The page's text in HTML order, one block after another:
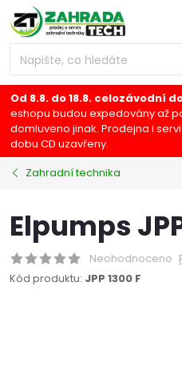
Přejít
na
obsah
Od 8.8. do 18.8. celozávodní
eshopu budou expedovány až
domluveno jinak. Prodejna i
dobu CD uzavřeny.
Zahradní technika
Elpumps
Neohodnoceno
Kód produktu: JPP 1300 F